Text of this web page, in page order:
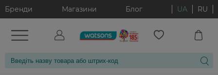
Бренди Магазини Блог UA RU